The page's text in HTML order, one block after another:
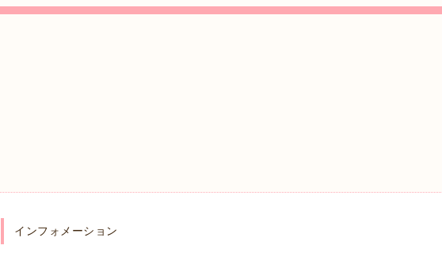
インフォメーション